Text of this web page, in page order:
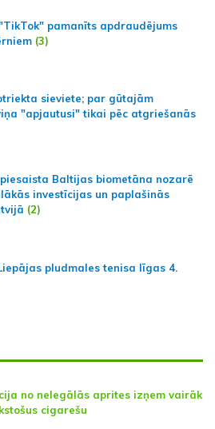
pamanīts apdraudējums
(3)
sieviete; par gūtajām
"apjautusi" tikai pēc atgriešanās
piesaista Baltijas biometāna nozarē
investīcijas un paplašinās
(2)
pludmales tenisa līgas 4.
no nelegālās aprites izņem vairāk
cigarešu